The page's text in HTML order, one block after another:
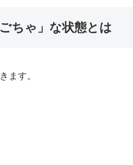
ちゃ」な状態とは
ます。